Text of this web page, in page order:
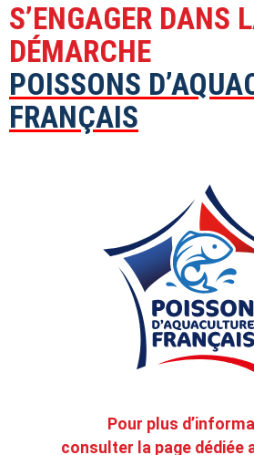
S’ENGAGER DANS
DÉMARCHE
POISSONS
FRANÇAIS
Pour plus
consulter la page dédiée